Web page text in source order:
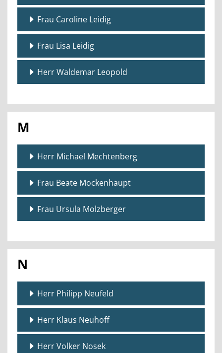
Frau Caroline Leidig
Frau Lisa Leidig
Herr Waldemar Leopold
M
Herr Michael Mechtenberg
Frau Beate Mockenhaupt
Frau Ursula Molzberger
N
Herr Philipp Neufeld
Herr Klaus Neuhoff
Herr Volker Nosek